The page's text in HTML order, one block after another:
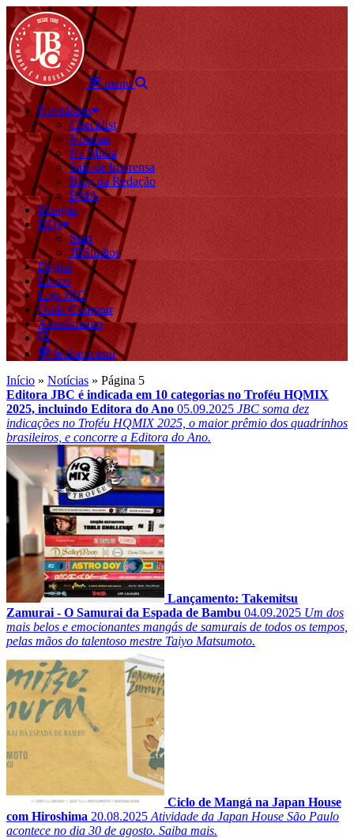
menu
Novidades
Checklist
Notícias
Na Mídia
Sala de Imprensa
Blog da Redação
BMA
Mangás
HQs
Start
JBStudios
Digital
Livros
Loja JBC
Onde Comprar
Atendimento
fechar menu
Início » Notícias » Página 5
Editora JBC é indicada em 10 categorias no Troféu HQMIX
2025, incluindo Editora do Ano 05.09.2025 JBC soma dez
indicações no Troféu HQMIX 2025, o maior prêmio dos quadrinhos
brasileiros, e concorre a Editora do Ano.
Lançamento: Takemitsu
Zamurai - O Samurai da Espada de Bambu 04.09.2025 Um dos
mais belos e emocionantes mangás de samurais de todos os tempos,
pelas mãos do talentoso mestre Taiyo Matsumoto.
Ciclo de Mangá na Japan House
com Hiroshima 20.08.2025 Atividade da Japan House São Paulo
acontece no dia 30 de agosto. Saiba mais.